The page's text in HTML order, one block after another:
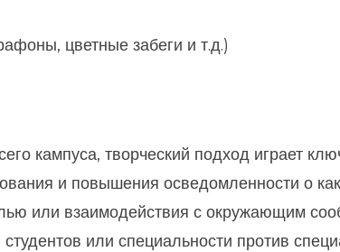
цветные забеги и т.д.)
кампуса, творческий подход играет
и повышения осведомленности о
или взаимодействия с окружающим
или специальности против